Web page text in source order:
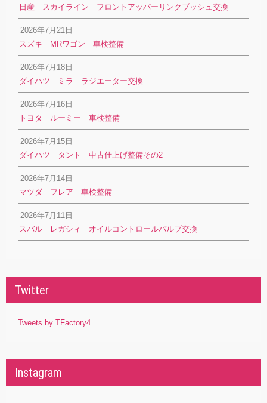
日産 スカイライン フロントアッパーリンクブッシュ交換
2026年7月21日
スズキ MRワゴン 車検整備
2026年7月18日
ダイハツ ミラ ラジエーター交換
2026年7月16日
トヨタ ルーミー 車検整備
2026年7月15日
ダイハツ タント 中古仕上げ整備その2
2026年7月14日
マツダ フレア 車検整備
2026年7月11日
スバル レガシィ オイルコントロールバルブ交換
Twitter
Tweets by TFactory4
Instagram